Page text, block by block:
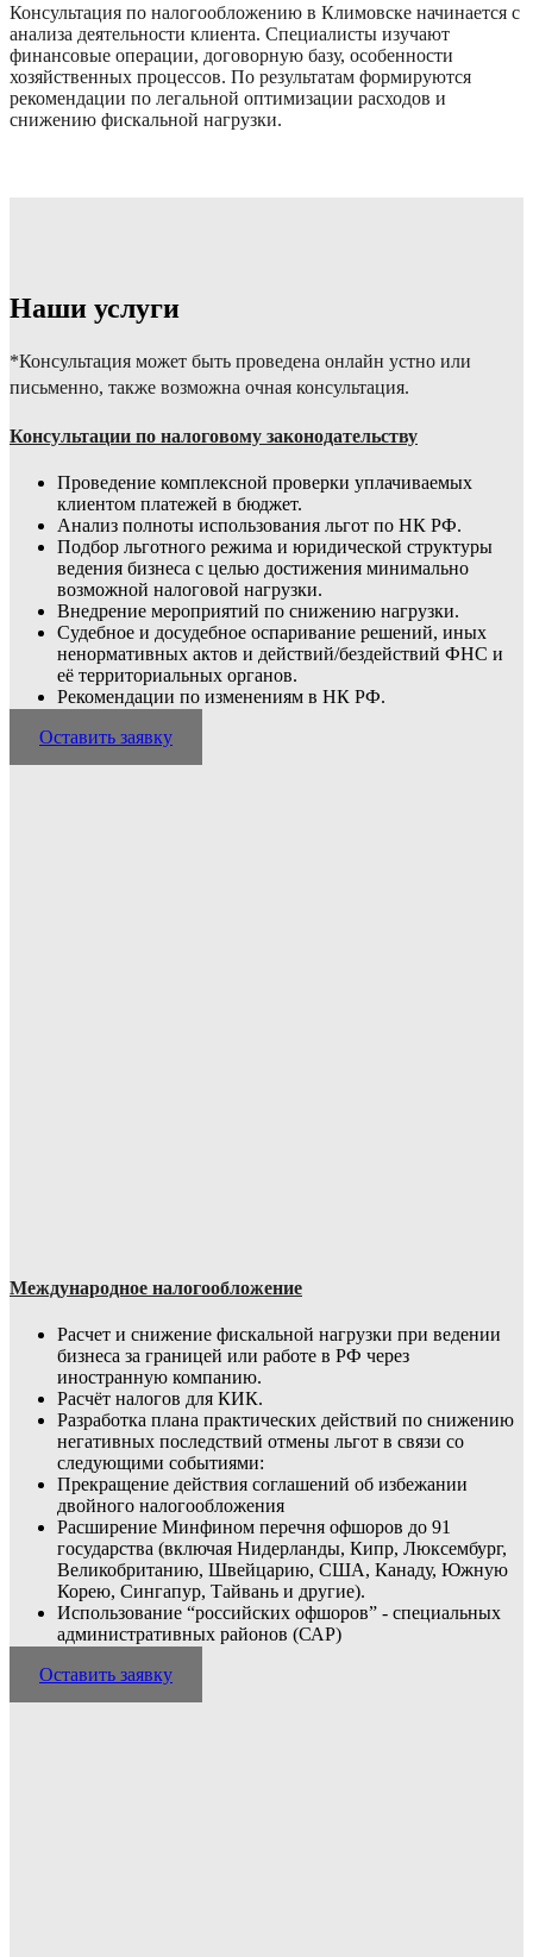
Консультация по налогообложению в Климовске начинается с
анализа деятельности клиента. Специалисты изучают
финансовые операции, договорную базу, особенности
хозяйственных процессов. По результатам формируются
рекомендации по легальной оптимизации расходов и
снижению фискальной нагрузки.
Наши услуги
*Консультация может быть проведена онлайн устно или
письменно, также возможна очная консультация.
Консультации по налоговому законодательству
Проведение комплексной проверки уплачиваемых
клиентом платежей в бюджет.
Анализ полноты использования льгот по НК РФ.
Подбор льготного режима и юридической структуры
ведения бизнеса с целью достижения минимально
возможной налоговой нагрузки.
Внедрение мероприятий по снижению нагрузки.
Судебное и досудебное оспаривание решений, иных
ненормативных актов и дейст­вий/бездействий ФНС и
её территориальных органов.
Рекомендации по изменениям в НК РФ.
Оставить заявку
Международное налогообложение
Расчет и снижение фискальной нагрузки при ведении
бизнеса за границей или работе в РФ через
иностранную компанию.
Расчёт налогов для КИК.
Разработка плана практических действий по снижению
негативных последствий отмены льгот в связи со
следующими событиями:
Прекращение действия соглашений об избежании
двойного налогообложения
Расширение Минфином перечня офшоров до 91
государства (включая Нидерланды, Кипр, Люксембург,
Великобританию, Швейцарию, США, Канаду, Южную
Корею, Сингапур, Тайвань и другие).
Использование “российских офшоров” - специальных
административных районов (САР)
Оставить заявку